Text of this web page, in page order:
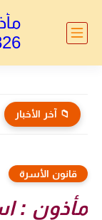
📁 آخر الأخبار
قانون الأسرة
مأذون :